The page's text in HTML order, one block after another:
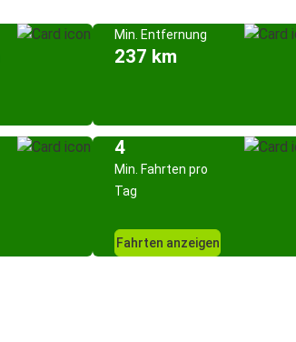
Min. Entfernung
237 km
4
Min. Fahrten pro
Tag
Fahrten anzeigen